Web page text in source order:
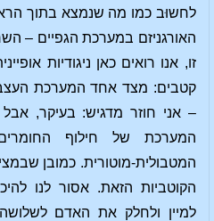
לחשוּב כמו מה שנמצא בתוך
האורגניזם במערכת הגפיים –
זו, אנו רואים כאן ניגודיות
קטבים: מצד אחד המערכת
– אני חוזר מדגיש: בעיקר,
המערכת של חילוף
המטבולית-מוטורית. כמובן
הקוטביות הזאת. אסור לנו
למיין ולחלק את האדם